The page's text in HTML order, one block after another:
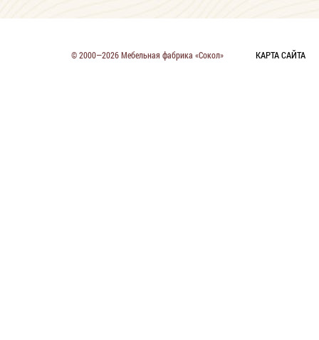
© 2000—2026 Мебельная фабрика «Сокол» КАРТА САЙТА